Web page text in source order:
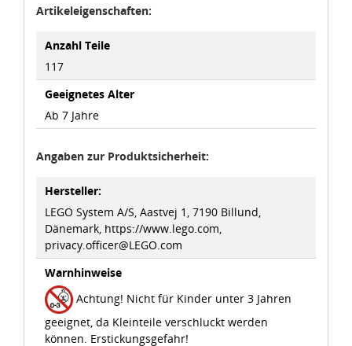
Artikeleigenschaften:
Anzahl Teile
117
Geeignetes Alter
Ab 7 Jahre
Angaben zur Produktsicherheit:
Hersteller:
LEGO System A/S, Aastvej 1, 7190 Billund,
Dänemark, https://www.lego.com,
privacy.officer@LEGO.com
Warnhinweise
Achtung! Nicht für Kinder unter 3 Jahren
geeignet, da Kleinteile verschluckt werden
können. Erstickungsgefahr!